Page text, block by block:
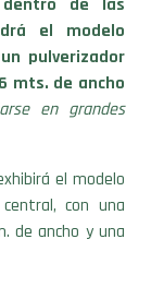
dentro de las
el modelo
pulverizador
mts. de ancho
en grandes
el modelo
con una
de ancho y una